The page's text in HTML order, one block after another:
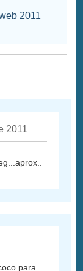
2011
2011
para